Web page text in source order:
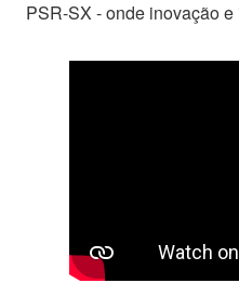
PSR-SX - onde inovação